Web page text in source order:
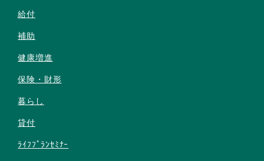
給付
補助
健康増進
保険・財形
暮らし
貸付
ﾗｲﾌﾌﾟﾗﾝｾﾐﾅｰ